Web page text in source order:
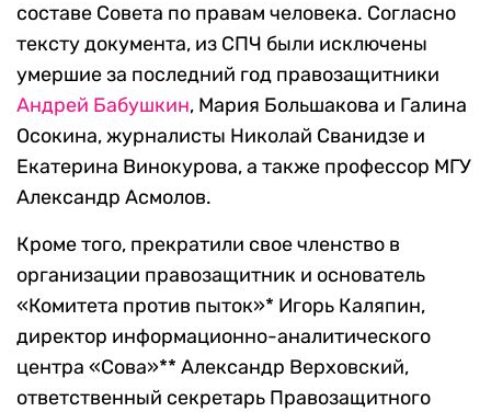
составе Совета по правам человека. Согласно
тексту документа, из СПЧ были исключены
умершие за последний год правозащитники
Андрей Бабушкин, Мария Большакова и Галина
Осокина, журналисты Николай Сванидзе и
Екатерина Винокурова, а также профессор МГУ
Александр Асмолов.
Кроме того, прекратили свое членство в
организации правозащитник и основатель
«Комитета против пыток»* Игорь Каляпин,
директор информационно-аналитического
центра «Сова»** Александр Верховский,
ответственный секретарь Правозащитного